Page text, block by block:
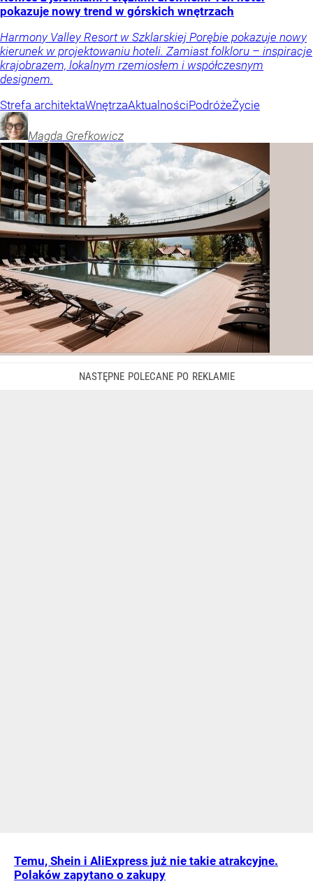
pokazuje nowy trend w górskich wnętrzach
Harmony Valley Resort w Szklarskiej Porębie pokazuje nowy
kierunek w projektowaniu hoteli. Zamiast folkloru – inspiracje
krajobrazem, lokalnym rzemiosłem i współczesnym
designem.
Strefa architektaWnętrzaAktualnościPodróżeŻycie
Magda Grefkowicz
Temu, Shein i AliExpress już nie takie atrakcyjne.
Polaków zapytano o zakupy